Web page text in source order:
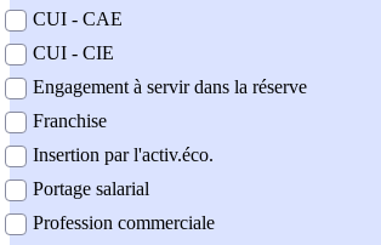
CUI - CAE
CUI - CIE
Engagement à servir dans la réserve
Franchise
Insertion par l'activ.éco.
Portage salarial
Profession commerciale